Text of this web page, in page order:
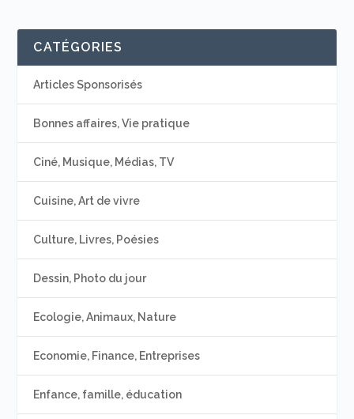
CATÉGORIES
Articles Sponsorisés
Bonnes affaires, Vie pratique
Ciné, Musique, Médias, TV
Cuisine, Art de vivre
Culture, Livres, Poésies
Dessin, Photo du jour
Ecologie, Animaux, Nature
Economie, Finance, Entreprises
Enfance, famille, éducation